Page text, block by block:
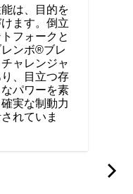
は、目的を
ます。倒立
フォークと
ンボ®ブレ
ャレンジャ
、目立つ存
パワーを素
実な制動力
れていま